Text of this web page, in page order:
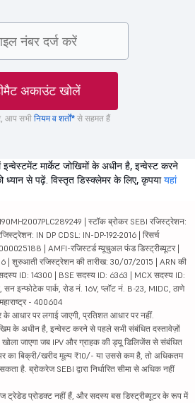
अकाउंट खोलें
आप सभी नियम व शर्तों* से सहमत हैं
इन्वेस्टमेंट मार्केट जोखिमों के अधीन है, इन्वेस्ट करने
से पढ़ें. विस्तृत डिस्क्लेमर के लिए, कृपयायहां
| स्टॉक ब्रोकर SEBI रजिस्ट्रेशन:
IN DP CDSL: IN-DP-192-2016 | रिसर्च
| AMFI-रजिस्टर्ड म्यूचुअल फंड डिस्ट्रीब्यूटर |
| शुरुआती रजिस्ट्रेशन की तारीख: 30/07/2015 | ARN की
ID: 14300 | BSE सदस्य ID: 6363 | MCX सदस्य ID:
इन्फोटेक पार्क, रोड नं. 16V, प्लॉट नं. B-23, MIDC, ठाणे
- 400604
आधार पर लगाई जाएगी, प्रतिशत आधार पर नहीं.
के अधीन है, इन्वेस्ट करने से पहले सभी संबंधित दस्तावेज़ों
जाएगा जब IPV और ग्राहक की ड्यू डिलिजेंस से संबंधित
का बिक्री/खरीद मूल्य ₹10/- या उससे कम है, तो अधिकतम
है. ब्रोकरेज SEBI द्वारा निर्धारित सीमा से अधिक नहीं
प्रोडक्ट नहीं हैं, और सदस्य बस डिस्ट्रीब्यूटर के रूप में